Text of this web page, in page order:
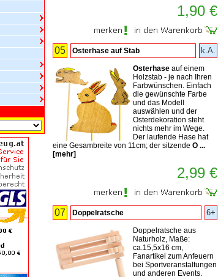
1,90 €
05 Osterhase auf Stab k.A.
Osterhase auf einem
Holzstab - je nach Ihren
Farbwünschen. Einfach
die gewünschte Farbe
und das Modell
auswählen und der
Osterdekoration steht
nichts mehr im Wege.
Der laufende Hase hat
eine Gesambreite von 11cm; der sitzende O ...
[mehr]
2,99 €
07 Doppelratsche 6+
Doppelratsche aus
Naturholz, Maße:
ca.15,5x16 cm,
Fanartikel zum Anfeuern
bei Sportveranstaltungen
und anderen Events.